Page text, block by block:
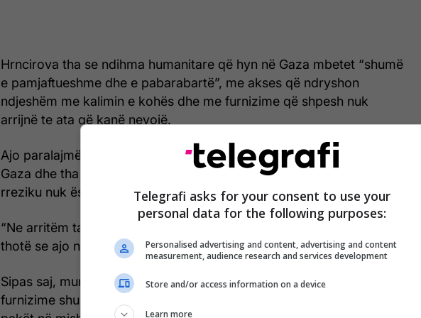
Hrncirova tha se ndihma humanitare që hyn në Gaza mbetet “shumë
e pamjaftueshme dhe e pabarabartë”, me akses që ndryshon
ndjeshëm me kalimin e kohës dhe me furnizime që shpesh nuk
arrijnë te ata që kanë nevojë.
Ajo paralajmëroi se kequshqyerja akute prek shumicën e fëmijëve në
Gaza dhe tha se, megjithëse uria ekstreme u frenua në vitin 2025,
rreziku nuk është zhdukur.
“Ne arritëm ta frenoim urinë vitin e kaluar në Gazë, por kjo nuk do të
thotë se ajo nuk mund të rikthehet”, deklaroi Hrncirova.
Sipas saj, mungesat e zgjatura kanë bërë që njerëzit të varen nga
furnizime shumë të kufizuara ushqimore, pa ose me qasje shumë të
Telegrafi asks for your consent to use your
personal data for the following purposes:
Personalised advertising and content, advertising and content
measurement, audience research and services development
Store and/or access information on a device
Learn more